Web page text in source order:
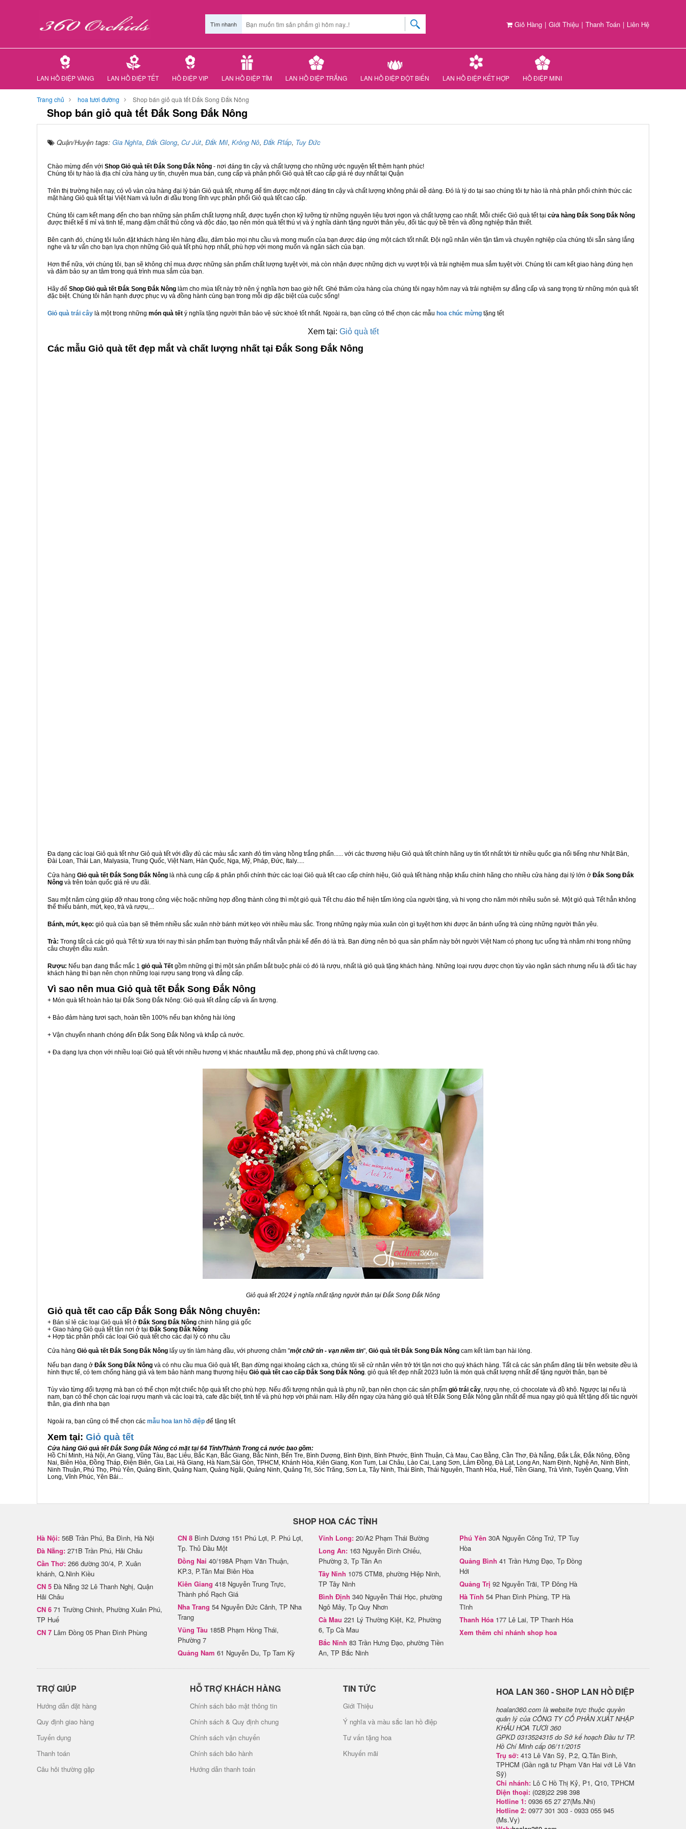
Giỏ Hàng | Giới Thiệu | Thanh Toán | Liên Hệ
Tìm nhanh
LAN HỒ ĐIỆP VÀNG LAN HỒ ĐIỆP TẾT HỒ ĐIỆP VIP LAN HỒ ĐIỆP TÍM LAN HỒ ĐIỆP TRẮNG LAN HỒ ĐIỆP ĐỘT BIẾN LAN HỒ ĐIỆP KẾT HỢP HỒ ĐIỆP MINI
Trang chủ hoa tươi đường Shop bán giỏ quà tết Đắk Song Đắk Nông
Shop bán giỏ quà tết Đắk Song Đắk Nông
Quận/Huyện tags: Gia Nghĩa, Đắk Glong, Cư Jút, Đắk Mil, Krông Nô, Đắk R'lấp, Tuy Đức
Chào mừng đến với Shop Giỏ quà tết Đắk Song Đắk Nông - nơi đáng tin cậy và chất lượng cho những ước nguyện tết thêm hạnh phúc!
Chúng tôi tự hào là địa chỉ cửa hàng uy tín, chuyên mua bán, cung cấp và phân phối Giỏ quà tết cao cấp giá rẻ duy nhất tại Quận
Trên thị trường hiện nay, có vô vàn cửa hàng đại lý bán Giỏ quà tết, nhưng để tìm được một nơi đáng tin cậy và chất lượng không phải dễ dàng. Đó là lý do tại sao chúng tôi tự hào là nhà phân phối chính thức các
mặt hàng Giỏ quà tết tại Việt Nam và luôn đi đầu trong lĩnh vực phân phối Giỏ quà tết cao cấp.
Chúng tôi cam kết mang đến cho bạn những sản phẩm chất lượng nhất, được tuyển chọn kỹ lưỡng từ những nguyên liệu tươi ngon và chất lượng cao nhất. Mỗi chiếc Giỏ quà tết tại cửa hàng Đắk Song Đắk Nông
được thiết kế tỉ mỉ và tinh tế, mang đậm chất thủ công và độc đáo, tạo nên món quà tết thú vị và ý nghĩa dành tặng người thân yêu, đối tác quý bề trên và đồng nghiệp thân thiết.
Bên cạnh đó, chúng tôi luôn đặt khách hàng lên hàng đầu, đảm bảo mọi nhu cầu và mong muốn của bạn được đáp ứng một cách tốt nhất. Đội ngũ nhân viên tận tâm và chuyên nghiệp của chúng tôi sẵn sàng lắng
nghe và tư vấn cho bạn lựa chọn những Giỏ quà tết phù hợp nhất, phù hợp với mong muốn và ngân sách của bạn.
Hơn thế nữa, với chúng tôi, bạn sẽ không chỉ mua được những sản phẩm chất lượng tuyệt vời, mà còn nhận được những dịch vụ vượt trội và trải nghiệm mua sắm tuyệt vời. Chúng tôi cam kết giao hàng đúng hẹn
và đảm bảo sự an tâm trong quá trình mua sắm của bạn.
Hãy để Shop Giỏ quà tết Đắk Song Đắk Nông làm cho mùa tết này trở nên ý nghĩa hơn bao giờ hết. Ghé thăm cửa hàng của chúng tôi ngay hôm nay và trải nghiệm sự đẳng cấp và sang trọng từ những món quà tết
đặc biệt. Chúng tôi hân hạnh được phục vụ và đồng hành cùng bạn trong mỗi dịp đặc biệt của cuộc sống!
Giỏ quà trái cây là một trong những món quà tết ý nghĩa tặng người thân bảo vệ sức khoẻ tốt nhất. Ngoài ra, bạn cũng có thể chọn các mẫu hoa chúc mừng tặng tết
Xem tại: Giỏ quà tết
Các mẫu Giỏ quà tết đẹp mắt và chất lượng nhất tại Đắk Song Đắk Nông
Đa dạng các loại Giỏ quà tết như Giỏ quà tết với đầy đủ các màu sắc xanh đỏ tím vàng hồng trắng phấn...... với các thương hiệu Giỏ quà tết chính hãng uy tín tốt nhất tới từ nhiều quốc gia nổi tiếng như Nhật Bản,
Đài Loan, Thái Lan, Malyasia, Trung Quốc, Việt Nam, Hàn Quốc, Nga, Mỹ, Pháp, Đức, Italy.....
Cửa hàng Giỏ quà tết Đắk Song Đắk Nông là nhà cung cấp & phân phối chính thức các loại Giỏ quà tết cao cấp chính hiệu, Giỏ quà tết hàng nhập khẩu chính hãng cho nhiều cửa hàng đại lý lớn ở Đắk Song Đắk
Nông và trên toàn quốc giá rẻ ưu đãi.
Sau một năm cùng giúp đỡ nhau trong công việc hoặc những hợp đồng thành công thì một giỏ quà Tết chu đáo thể hiện tấm lòng của người tặng, và hi vọng cho năm mới nhiều suôn sẻ. Một giỏ quà Tết hẳn không
thể thiếu bánh, mứt, kẹo, trà và rượu,...
Bánh, mứt, kẹo: giỏ quà của bạn sẽ thêm nhiều sắc xuân nhờ bánh mứt kẹo với nhiều màu sắc. Trong những ngày mùa xuân còn gì tuyệt hơn khi được ăn bánh uống trà cùng những người thân yêu.
Trà: Trong tất cả các giỏ quà Tết từ xưa tới nay thì sản phẩm bạn thường thấy nhất vẫn phải kể đến đó là trà. Bạn đừng nên bỏ qua sản phẩm này bởi người Việt Nam có phong tục uống trà nhâm nhi trong những
câu chuyện đầu xuân.
Rượu: Nếu bạn đang thắc mắc 1 giỏ quà Tết gồm những gì thì một sản phẩm bắt buộc phải có đó là rượu, nhất là giỏ quà tặng khách hàng. Những loại rượu được chọn tùy vào ngân sách nhưng nếu là đối tác hay
khách hàng thì bạn nên chọn những loại rượu sang trọng và đẳng cấp.
Vì sao nên mua Giỏ quà tết Đắk Song Đắk Nông
+ Món quà tết hoàn hảo tại Đắk Song Đắk Nông: Giỏ quà tết đẳng cấp và ấn tượng.
+ Bảo đảm hàng tươi sạch, hoàn tiền 100% nếu bạn không hài lòng
+ Vận chuyển nhanh chóng đến Đắk Song Đắk Nông và khắp cả nước.
+ Đa dạng lựa chọn với nhiều loại Giỏ quà tết với nhiều hương vị khác nhauMẫu mã đẹp, phong phú và chất lượng cao.
Giỏ quà tết 2024 ý nghĩa nhất tặng người thân tại Đắk Song Đắk Nông
Giỏ quà tết cao cấp Đắk Song Đắk Nông chuyên:
+ Bán sỉ lẻ các loại Giỏ quà tết ở Đắk Song Đắk Nông chính hãng giá gốc
+ Giao hàng Giỏ quà tết tận nơi ở tại Đắk Song Đắk Nông
+ Hợp tác phân phối các loại Giỏ quà tết cho các đại lý có nhu cầu
Cửa hàng Giỏ quà tết Đắk Song Đắk Nông lấy uy tín làm hàng đầu, với phương châm "một chữ tín - vạn niềm tin", Giỏ quà tết Đắk Song Đắk Nông cam kết làm bạn hài lòng.
Nếu bạn đang ở Đắk Song Đắk Nông và có nhu cầu mua Giỏ quà tết, Bạn đừng ngại khoảng cách xa, chúng tôi sẽ cử nhân viên trở tới tận nơi cho quý khách hàng. Tất cả các sản phẩm đăng tải trên website đều là
hình thực tế, có tem chống hàng giả và tem bảo hành mang thương hiệu Giỏ quà tết cao cấp Đắk Song Đắk Nông. giỏ quà tết đẹp nhất 2023 luôn là món quà chất lượng nhất để tặng người thân, bạn bè
Tùy vào từng đối tượng mà bạn có thể chọn một chiếc hộp quà tết cho phù hợp. Nếu đối tượng nhận quà là phụ nữ, bạn nên chọn các sản phẩm giỏ trái cây, rượu nhẹ, có chocolate và đồ khô. Ngược lại nếu là
nam, bạn có thể chọn các loại rượu mạnh và các loại trà, cafe đặc biệt, tinh tế và phù hợp với phái nam. Hãy đến ngay cửa hàng giỏ quà tết Đắk Song Đắk Nông gần nhất để mua ngay giỏ quà tết tặng đối tác người
thân, gia đình nha bạn
Ngoài ra, bạn cũng có thể chọn các mẫu hoa lan hồ điệp để tặng tết
Xem tại: Giỏ quà tết
Cửa hàng Giỏ quà tết Đắk Song Đắk Nông có mặt tại 64 Tỉnh/Thành Trong cả nước bao gồm:
Hồ Chí Minh, Hà Nội, An Giang, Vũng Tàu, Bạc Liêu, Bắc Kạn, Bắc Giang, Bắc Ninh, Bến Tre, Bình Dương, Bình Định, Bình Phước, Bình Thuận, Cà Mau, Cao Bằng, Cần Thơ, Đà Nẵng, Đắk Lắk, Đắk Nông, Đồng
Nai, Biên Hòa, Đồng Tháp, Điện Biên, Gia Lai, Hà Giang, Hà Nam,Sài Gòn, TPHCM, Khánh Hòa, Kiên Giang, Kon Tum, Lai Châu, Lào Cai, Lạng Sơn, Lâm Đồng, Đà Lạt, Long An, Nam Định, Nghệ An, Ninh Bình,
Ninh Thuận, Phú Thọ, Phú Yên, Quảng Bình, Quảng Nam, Quảng Ngãi, Quảng Ninh, Quảng Trị, Sóc Trăng, Sơn La, Tây Ninh, Thái Bình, Thái Nguyên, Thanh Hóa, Huế, Tiền Giang, Trà Vinh, Tuyên Quang, Vĩnh
Long, Vĩnh Phúc, Yên Bái...
SHOP HOA CÁC TỈNH
Hà Nội: 56B Trần Phú, Ba Đình, Hà Nội
Đà Nẵng: 271B Trần Phú, Hải Châu
Cần Thơ: 266 đường 30/4, P. Xuân
khánh, Q.Ninh Kiều
CN 5 Đà Nẵng 32 Lê Thanh Nghị, Quận
Hải Châu
CN 6 71 Trường Chinh, Phường Xuân Phú,
TP Huế
CN 7 Lâm Đồng 05 Phan Đình Phùng
CN 8 Bình Dương 151 Phú Lợi, P. Phú Lợi,
Tp. Thủ Dầu Một
Đồng Nai 40/198A Phạm Văn Thuận,
KP.3, P.Tân Mai Biên Hòa
Kiên Giang 418 Nguyễn Trung Trực,
Thành phố Rạch Giá
Nha Trang 54 Nguyễn Đức Cảnh, TP Nha
Trang
Vũng Tàu 185B Phạm Hồng Thái,
Phường 7
Quảng Nam 61 Nguyễn Du, Tp Tam Kỳ
Vĩnh Long: 20/A2 Phạm Thái Bường
Long An: 163 Nguyễn Đình Chiểu,
Phường 3, Tp Tân An
Tây Ninh 1075 CTM8, phường Hiệp Ninh,
TP Tây Ninh
Bình Định 340 Nguyễn Thái Học, phường
Ngô Mây, Tp Quy Nhơn
Cà Mau 221 Lý Thường Kiệt, K2, Phường
6, Tp Cà Mau
Bắc Ninh 83 Trần Hưng Đạo, phường Tiền
An, TP Bắc Ninh
Phú Yên 30A Nguyễn Công Trứ, TP Tuy
Hòa
Quảng Bình 41 Trần Hưng Đạo, Tp Đồng
Hới
Quảng Trị 92 Nguyễn Trãi, TP Đông Hà
Hà Tĩnh 54 Phan Đình Phùng, TP Hà
Tĩnh
Thanh Hóa 177 Lê Lai, TP Thanh Hóa
Xem thêm chi nhánh shop hoa
TRỢ GIÚP
Hướng dẫn đặt hàng
Quy định giao hàng
Tuyển dụng
Thanh toán
Câu hỏi thường gặp
HỖ TRỢ KHÁCH HÀNG
Chính sách bảo mật thông tin
Chính sách & Quy định chung
Chính sách vận chuyển
Chính sách bảo hành
Hướng dẫn thanh toán
TIN TỨC
Giới Thiệu
Ý nghĩa và màu sắc lan hồ điệp
Tư vấn tặng hoa
Khuyến mãi
H​OA LAN 360 - SHOP LAN HỒ ĐIỆP
hoalan360.com là website trực thuộc quyền
quản lý của CÔNG TY CỔ PHẦN XUẤT NHẬP
KHẨU HOA TƯƠI 360
GPKD 0313524315 do Sở kế hoạch Đầu tư TP.
Hồ Chí Minh cấp 06/11/2015
Trụ sở: 413 Lê Văn Sỹ, P.2, Q.Tân Bình,
TPHCM (Gần ngã tư Phạm Văn Hai với Lê Văn
Sỹ)
Chi nhánh: Lô C Hồ Thị Kỷ, P1, Q10, TPHCM
Điện thoại: (028)22 298 398
Hotline 1: 0936 65 27 27(Ms.Nhi)
Hotline 2: 0977 301 303 - 0933 055 945
(Ms.Vy)